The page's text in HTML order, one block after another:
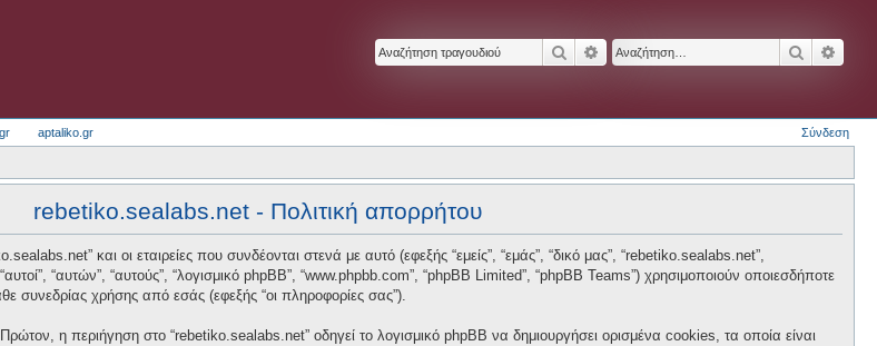
ΑναζήτησηΕιδική αναζήτηση
aptaliko.gr Σύνδεση
rebetiko.sealabs.net - Πολιτική απορρήτου
και οι εταιρείες που συνδέονται στενά με αυτό (εφεξής “εμείς”, “εμάς”, “δικό μας”, “rebetiko.sealabs.net”,
“αυτών”, “αυτούς”, “λογισμικό phpBB”, “www.phpbb.com”, “phpBB Limited”, “phpBB Teams”) χρησιμοποιούν οποιεσδήποτε
συνεδρίας χρήσης από εσάς (εφεξής “οι πληροφορίες σας”).
η περιήγηση στο “rebetiko.sealabs.net” οδηγεί το λογισμικό phpBB να δημιουργήσει ορισμένα cookies, τα οποία είναι